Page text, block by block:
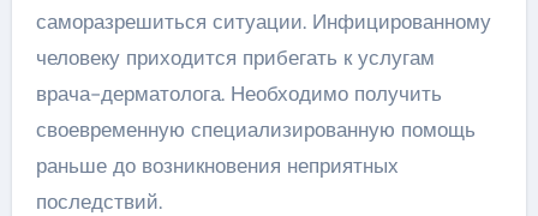
саморазрешиться ситуации. Инфицированному
человеку приходится прибегать к услугам
врача-дерматолога. Необходимо получить
своевременную специализированную помощь
раньше до возникновения неприятных
последствий.